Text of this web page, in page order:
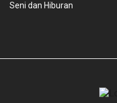
Seni dan Hiburan